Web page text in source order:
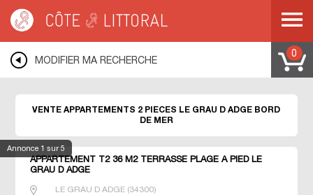
Appartements 2 pièces> MEDITERRANEE LANGUEDOC ROUSSILLON>
HERAULT
MODIFIER MA RECHERCHE
0
Annonce 1 sur 5
VENTE APPARTEMENTS 2 PIECES LE GRAU D ADGE BORD
DE MER
APPARTEMENT T2 36 M2 TERRASSE PLAGE À PIED LE
GRAU D ADGE
LE GRAU D ADGE(34300)